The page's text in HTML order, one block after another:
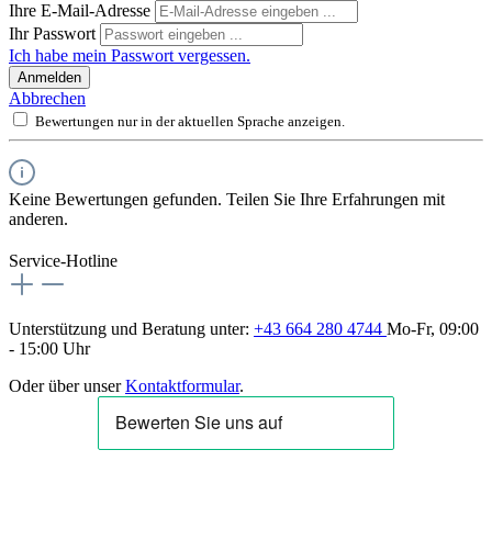
Ihre E-Mail-Adresse
Ihr Passwort
Ich habe mein Passwort vergessen.
Anmelden
Abbrechen
Bewertungen nur in der aktuellen Sprache anzeigen.
Keine Bewertungen gefunden. Teilen Sie Ihre Erfahrungen mit
anderen.
Service-Hotline
Unterstützung und Beratung unter: +43 664 280 4744 Mo-Fr, 09:00
- 15:00 Uhr
Oder über unserKontaktformular.